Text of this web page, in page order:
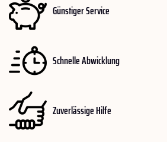
Günstiger Service
Schnelle Abwicklung
Zuverlässige Hilfe